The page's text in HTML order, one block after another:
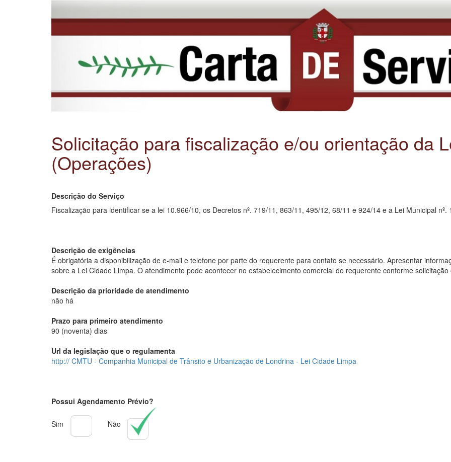
Solicitação para fiscalização e/ou orientação da
(Operações)
Descrição do Serviço
Fiscalização para identificar se a lei 10.966/10, os Decretos nº. 719/11, 863/11, 495/12, 68/11 e 924/14 e a Lei Municipal
Descrição de exigências
É obrigatória a disponibilização de e-mail e telefone por parte do requerente para contato se necessário. Apresentar
sobre a Lei Cidade Limpa. O atendimento pode acontecer no estabelecimento comercial do requerente conforme
Descrição da prioridade de atendimento
não há
Prazo para primeiro atendimento
90 (noventa) dias
Url da legislação que o regulamenta
http:// CMTU - Companhia Municipal de Trânsito e Urbanização de Londrina - Lei Cidade Limpa
Possui Agendamento Prévio?
Sim Não